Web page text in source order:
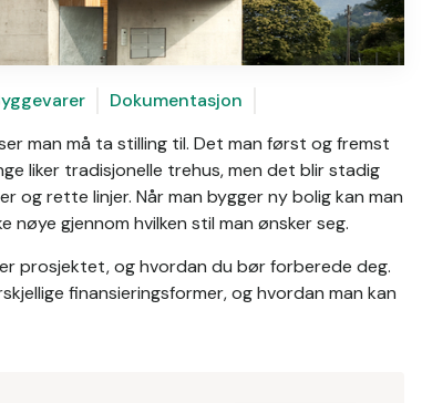
Dokumentasjon
man må ta stilling til. Det man først og fremst
liker tradisjonelle trehus, men det blir stadig
rette linjer. Når man bygger ny bolig kan man
gjennom hvilken stil man ønsker seg.
prosjektet, og hvordan du bør forberede deg.
finansieringsformer, og hvordan man kan